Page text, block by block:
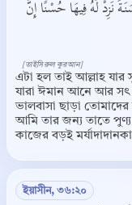
نَزِدْ لَهُ فِيهَا حُسْنًا إِنَّ
এটা হল তাই আল্লাহ যার
যারা ঈমান আনে আর
ভালবাসা ছাড়া
আমি তার জন্য তাতে পুণ্য
কাজের বড়ই
[তাইসিরুল কুরআন]
ইয়াসীন, ৩৬:২০